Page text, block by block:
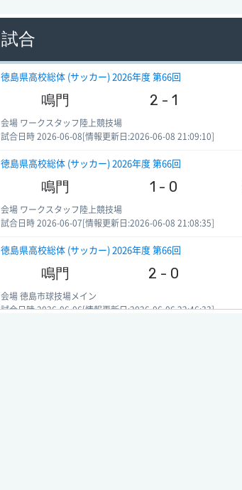
試合
徳島県高校総体 (サッカー) 2026年度 第66回
鳴門 2 - 1
会場 ワークスタッフ陸上競技場
試合日時 2026-06-08[情報更新日:2026-06-08 21:09:10]
徳島県高校総体 (サッカー) 2026年度 第66回
鳴門 1 - 0
会場 ワークスタッフ陸上競技場
試合日時 2026-06-07[情報更新日:2026-06-08 21:08:35]
徳島県高校総体 (サッカー) 2026年度 第66回
鳴門 2 - 0
会場 徳島市球技場メイン
試合日時 2026-06-06[情報更新日:2026-06-06 22:46:33]